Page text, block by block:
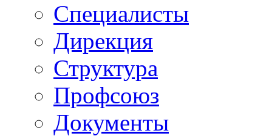
Специалисты
Дирекция
Структура
Профсоюз
Документы